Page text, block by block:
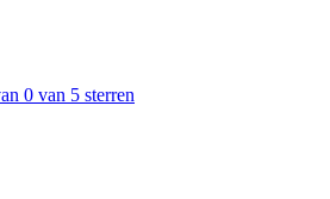
0 van 5 sterren